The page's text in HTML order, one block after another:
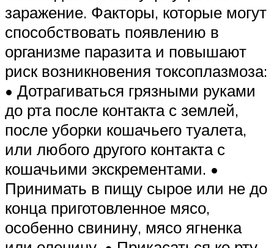
заражение. Факторы, которые могут
способствовать появлению в
организме паразита и повышают
риск возникновения токсоплазмоза:
• Дотрагиваться грязными руками
до рта после контакта с землей,
после уборки кошачьего туалета,
или любого другого контакта с
кошачьими экскрементами. •
Принимать в пищу сырое или не до
конца приготовленное мясо,
особенно свинину, мясо ягненка